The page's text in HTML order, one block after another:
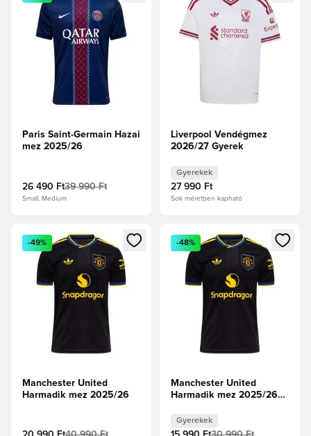
Paris Saint-Germain Hazai
mez 2025/26
26 490 Ft39 990 Ft
Small, Medium
Liverpool Vendégmez
2026/27 Gyerek
Gyerekek
27 990 Ft
Sok méretben kapható
Megnyit egy modált a bejelentkezéshez vagy a tagként
-49%
Manchester United
Harmadik mez 2025/26
Megnyit egy modált a
-48%
Manchester United
Harmadik mez 2025/26
Gyerekek